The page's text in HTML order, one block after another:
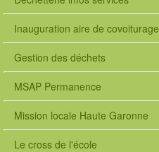
Inauguration aire de covoiturage
Gestion des déchets
MSAP Permanence
Mission locale Haute Garonne
Le cross de l'école